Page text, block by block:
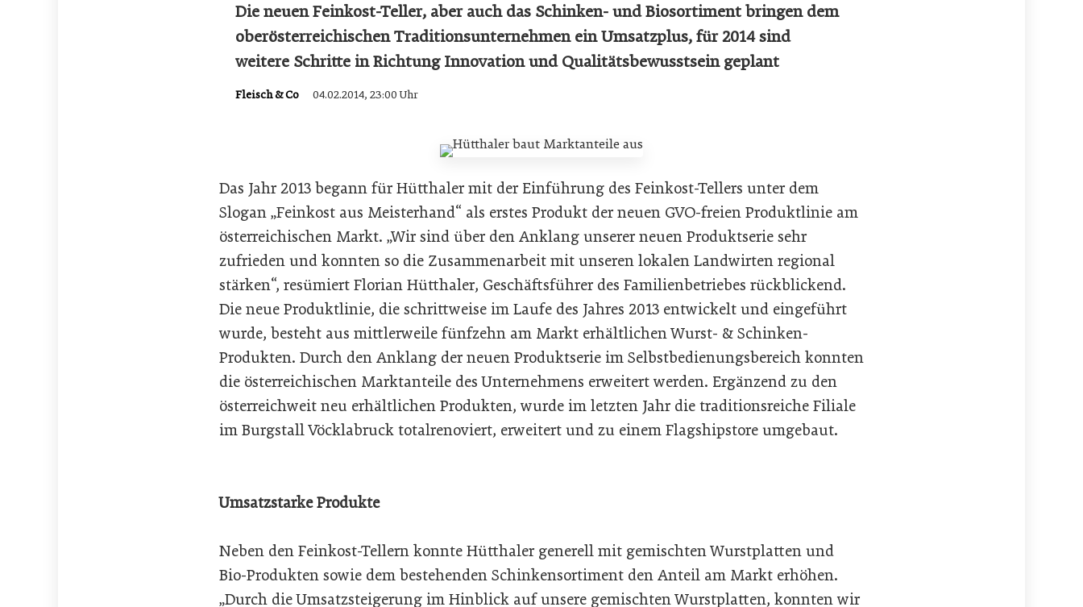
Die neuen Feinkost-Teller, aber auch das Schinken- und Biosortiment bringen dem
oberösterreichischen Traditionsunternehmen ein Umsatzplus, für 2014 sind
weitere Schritte in Richtung Innovation und Qualitätsbewusstsein geplant
Fleisch & Co 04.02.2014, 23:00 Uhr
Das Jahr 2013 begann für Hütthaler mit der Einführung des Feinkost-Tellers unter dem
Slogan „Feinkost aus Meisterhand“ als erstes Produkt der neuen GVO-freien Produktlinie am
österreichischen Markt. „Wir sind über den Anklang unserer neuen Produktserie sehr
zufrieden und konnten so die Zusammenarbeit mit unseren lokalen Landwirten regional
stärken“, resümiert Florian Hütthaler, Geschäftsführer des Familienbetriebes rückblickend.
Die neue Produktlinie, die schrittweise im Laufe des Jahres 2013 entwickelt und eingeführt
wurde, besteht aus mittlerweile fünfzehn am Markt erhältlichen Wurst- & Schinken-
Produkten. Durch den Anklang der neuen Produktserie im Selbstbedienungsbereich konnten
die österreichischen Marktanteile des Unternehmens erweitert werden. Ergänzend zu den
österreichweit neu erhältlichen Produkten, wurde im letzten Jahr die traditionsreiche Filiale
im Burgstall Vöcklabruck totalrenoviert, erweitert und zu einem Flagshipstore umgebaut.
Umsatzstarke Produkte
Neben den Feinkost-Tellern konnte Hütthaler generell mit gemischten Wurstplatten und
Bio-Produkten sowie dem bestehenden Schinkensortiment den Anteil am Markt erhöhen.
„Durch die Umsatzsteigerung im Hinblick auf unsere gemischten Wurstplatten, konnten wir